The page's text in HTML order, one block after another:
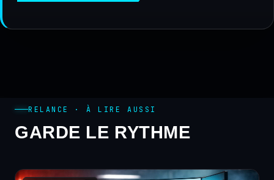
RELANCE · À LIRE AUSSI
GARDE LE RYTHME